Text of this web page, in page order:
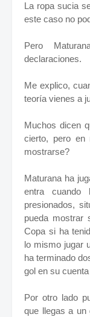
La ropa sucia
este caso no
Pero
declaraciones.
Me explico,
teoría vienes a
Muchos dicen
cierto, pero en
mostrarse?
Maturana ha
entra cuando
presionados,
pueda mostrar
Copa si ha
lo mismo jugar
ha terminado
gol en su
Por otro lado
que llegas a